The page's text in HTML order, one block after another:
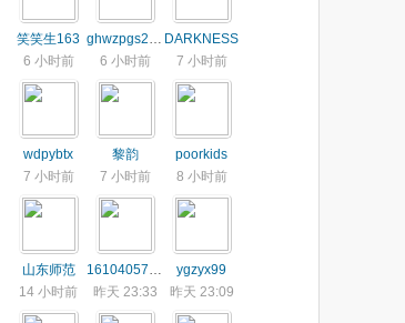
笑笑生163
6 小时前
ghwzpgs2013
6 小时前
DARKNESS
7 小时前
wdpybtx
7 小时前
黎韵
7 小时前
poorkids
8 小时前
山东师范
14 小时前
1610405768
昨天 23:33
ygzyx99
昨天 23:09